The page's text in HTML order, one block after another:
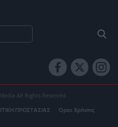
All Rights Reserved
ΠΡΟΣΤΑΣΙΑΣ Όροι Χρήσης